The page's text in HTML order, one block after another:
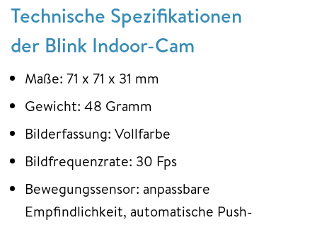
Technische Spezifikationen
der Blink Indoor-Cam
Maße: 71 x 71 x 31 mm
Gewicht: 48 Gramm
Bilderfassung: Vollfarbe
Bildfrequenzrate: 30 Fps
Bewegungssensor: anpassbare
Empfindlichkeit, automatische Push-